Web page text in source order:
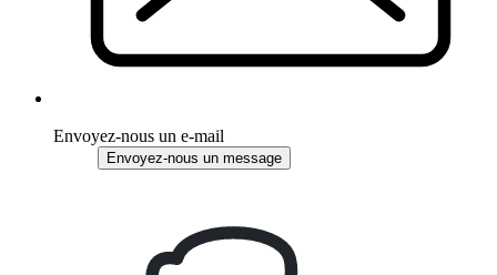
Envoyez-nous un e-mail
Envoyez-nous un message